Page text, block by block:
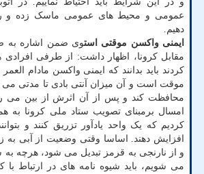
عمومی و محیط های عمومی ماسک زده و
دهیم.
ایمنی واکسن موقتی استوی ضمن اشاره به
مقابل کرونا، اظهار داشت: از طرفی
کردند باید بدانند که ایمنی واکسن مادام
موقت است و آن میزان آنتی بادی تا مدتی می
محافظت کند و پس از آن اثرش از بین می
امسال برمبنای تصویب ستاد ملی کرونا به
کردیم که یک واحد یادآور تزریق کنند و
افزایش دهند. اساسا وقتی وضعیت از آبی به
و از نارنجی به قرمز تبدیل می شود، هرچه
می شویم، باید شیوه نامه های در ارتباط با